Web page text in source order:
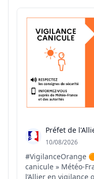
💧 buvez de l'eau
attendre d’avoir
logement en
Préfet de
10/08/2026
#VigilanceOrange
canicule » Météo-France place le département de
l’Allier en vigilance